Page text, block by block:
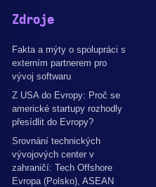
Zdroje
Fakta a mýty o spolupráci s
externím partnerem pro
vývoj softwaru
Z USA do Evropy: Proč se
americké startupy rozhodly
přesídlit do Evropy?
Srovnání technických
vývojových center v
zahraničí: Tech Offshore
Evropa (Polsko), ASEAN